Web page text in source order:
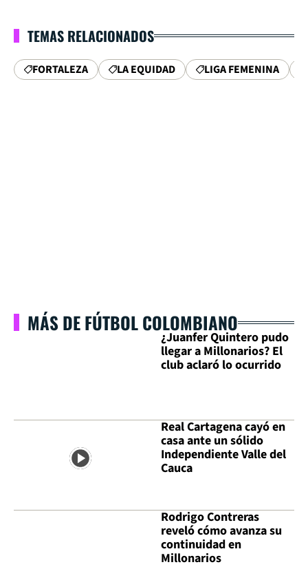
TEMAS RELACIONADOS
FORTALEZA LA EQUIDAD LIGA FEMENINA
MÁS DE FÚTBOL COLOMBIANO
¿Juanfer Quintero pudo
llegar a Millonarios? El
club aclaró lo ocurrido
Real Cartagena cayó en
casa ante un sólido
Independiente Valle del
Cauca
Rodrigo Contreras
reveló cómo avanza su
continuidad en
Millonarios